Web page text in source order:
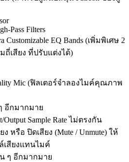
Filters
Customizable EQ Bands (เพิ่มพิเศษ 2
ถี่เสียง ที่ปรับแต่งได้)
Mic (ฟิลเตอร์จำลองไมค์คุณภาพ
อีกมากมาย
Sample Rate ไม่ตรงกัน
หรือ ปิดเสียง (Mute / Unmute) ให้
เสียงแทนไมค์
ๆ อีกมากมาย